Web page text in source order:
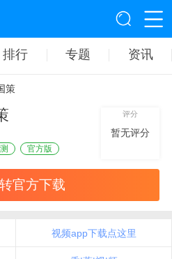
排行 专题 资讯
策
官方版
评分
暂无评分
官方下载
视频app下载点这里